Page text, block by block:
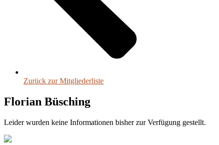
Zurück zur Mitgliederliste
Florian Büsching
Leider wurden keine Informationen bisher zur Verfügung gestellt.